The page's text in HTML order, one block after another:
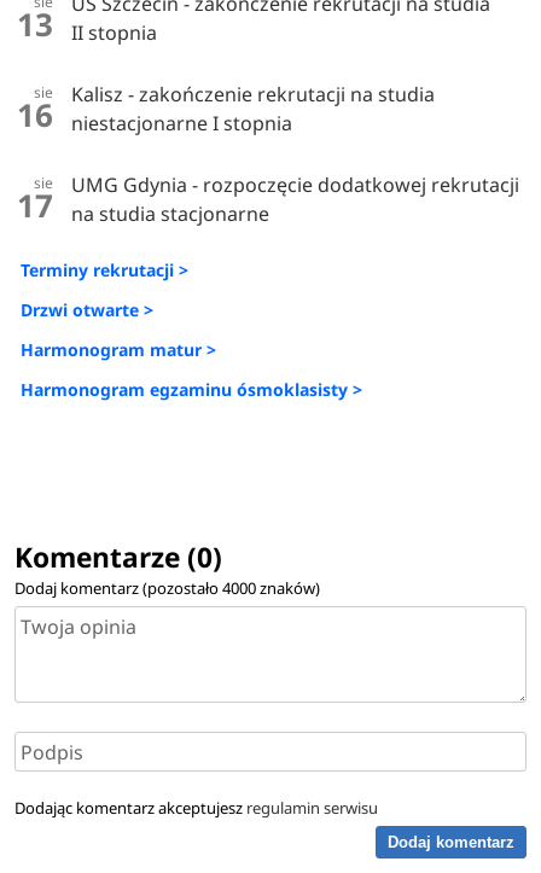
13
II stopnia
sie
16
Kalisz - zakończenie rekrutacji na studia
niestacjonarne I stopnia
sie
17
UMG Gdynia - rozpoczęcie dodatkowej rekrutacji
na studia stacjonarne
Terminy rekrutacji >
Drzwi otwarte >
Harmonogram matur >
Harmonogram egzaminu ósmoklasisty >
Komentarze (0)
Dodaj komentarz (pozostało4000znaków)
Dodając komentarz akceptujesz regulamin serwisu
Dodaj komentarz